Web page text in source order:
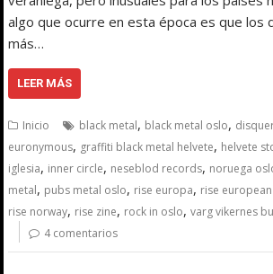
algo que ocurre en esta época es que los
más…
LEER MÁS
Inicio black metal, black metal oslo,
euronymous, graffiti black metal helvete, helvete
iglesia, inner circle, neseblod records, noruega
metal, pubs metal oslo, rise europa, rise
rise norway, rise zine, rock in oslo,varg vikernes
4 comentarios